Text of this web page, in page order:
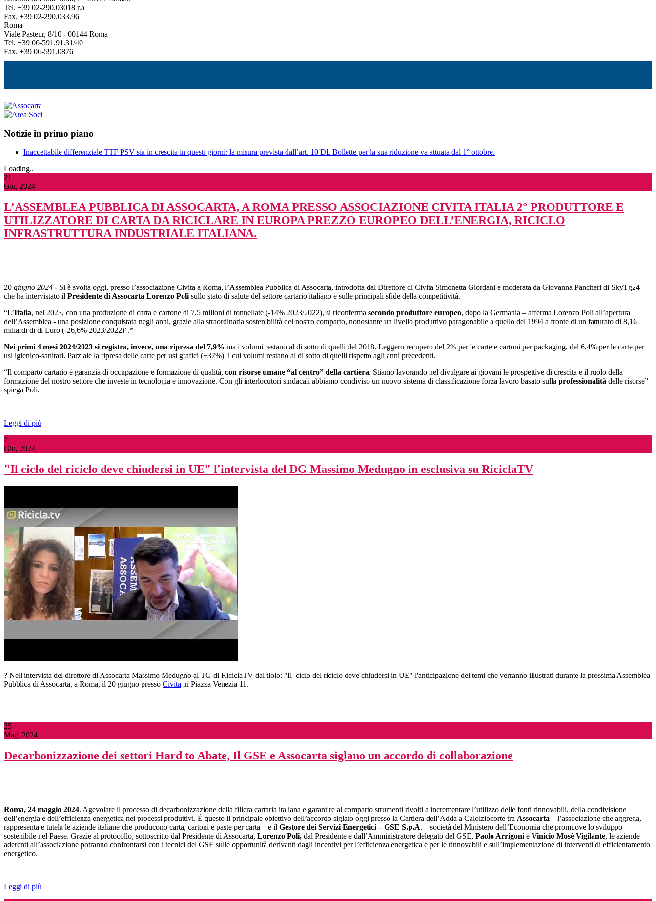
Tel. +39 02-290.03018 r.a
Fax. +39 02-290.033.96
Roma
Viale Pasteur, 8/10 - 00144 Roma
Tel. +39 06-591.91.31/40
Fax. +39 06-591.0876
Notizie in primo piano
Inaccettabile differenziale TTF PSV sia in crescita in questi giorni: la misura prevista dall’art. 10 DL Bollette per la sua riduzione va attuata dal 1° ottobre.
Loading..
21
Giu, 2024
L’ASSEMBLEA PUBBLICA DI ASSOCARTA, A ROMA PRESSO ASSOCIAZIONE CIVITA ITALIA 2° PRODUTTORE E
UTILIZZATORE DI CARTA DA RICICLARE IN EUROPA PREZZO EUROPEO DELL’ENERGIA, RICICLO
INFRASTRUTTURA INDUSTRIALE ITALIANA.
20 giugno 2024 - Si è svolta oggi, presso l’associazione Civita a Roma, l’Assemblea Pubblica di Assocarta, introdotta dal Direttore di Civita Simonetta Giordani e moderata da Giovanna Pancheri di SkyTg24
che ha intervistato il Presidente di Assocarta Lorenzo Poli sullo stato di salute del settore cartario italiano e sulle principali sfide della competitività.
“L’Italia, nel 2023, con una produzione di carta e cartone di 7,5 milioni di tonnellate (-14% 2023/2022), si riconferma secondo produttore europeo, dopo la Germania – afferma Lorenzo Poli all’apertura
dell’Assemblea - una posizione conquistata negli anni, grazie alla straordinaria sostenibilità del nostro comparto, nonostante un livello produttivo paragonabile a quello del 1994 a fronte di un fatturato di 8,16
miliardi di di Euro (-26,6% 2023/2022)”.*
Nei primi 4 mesi 2024/2023 si registra, invece, una ripresa del 7,9% ma i volumi restano al di sotto di quelli del 2018. Leggero recupero del 2% per le carte e cartoni per packaging, del 6,4% per le carte per
usi igienico-sanitari. Parziale la ripresa delle carte per usi grafici (+37%), i cui volumi restano al di sotto di quelli rispetto agli anni precedenti.
“Il comparto cartario è garanzia di occupazione e formazione di qualità, con risorse umane “al centro” della cartiera. Stiamo lavorando nel divulgare ai giovani le prospettive di crescita e il ruolo della
formazione del nostro settore che investe in tecnologia e innovazione. Con gli interlocutori sindacali abbiamo condiviso un nuovo sistema di classificazione forza lavoro basato sulla professionalità delle risorse”
spiega Poli.
Leggi di più
7
Giu, 2024
"Il ciclo del riciclo deve chiudersi in UE" l'intervista del DG Massimo Medugno in esclusiva su RiciclaTV
? Nell'intervista del direttore di Assocarta Massimo Medugno al TG di RiciclaTV dal tiolo: "Il ciclo del riciclo deve chiudersi in UE" l'anticipazione dei temi che verranno illustrati durante la prossima Assemblea
Pubblica di Assocarta, a Roma, il 20 giugno presso Civita in Piazza Venezia 11.
25
Mag, 2024
Decarbonizzazione dei settori Hard to Abate, Il GSE e Assocarta siglano un accordo di collaborazione
Roma, 24 maggio 2024. Agevolare il processo di decarbonizzazione della filiera cartaria italiana e garantire al comparto strumenti rivolti a incrementare l’utilizzo delle fonti rinnovabili, della condivisione
dell’energia e dell’efficienza energetica nei processi produttivi. È questo il principale obiettivo dell’accordo siglato oggi presso la Cartiera dell’Adda a Calolziocorte tra Assocarta – l’associazione che aggrega,
rappresenta e tutela le aziende italiane che producono carta, cartoni e paste per carta – e il Gestore dei Servizi Energetici – GSE S.p.A. – società del Ministero dell’Economia che promuove lo sviluppo
sostenibile nel Paese. Grazie al protocollo, sottoscritto dal Presidente di Assocarta, Lorenzo Poli, dal Presidente e dall’Amministratore delegato del GSE, Paolo Arrigoni e Vinicio Mosè Vigilante, le aziende
aderenti all’associazione potranno confrontarsi con i tecnici del GSE sulle opportunità derivanti dagli incentivi per l’efficienza energetica e per le rinnovabili e sull’implementazione di interventi di efficientamento
energetico.
Leggi di più